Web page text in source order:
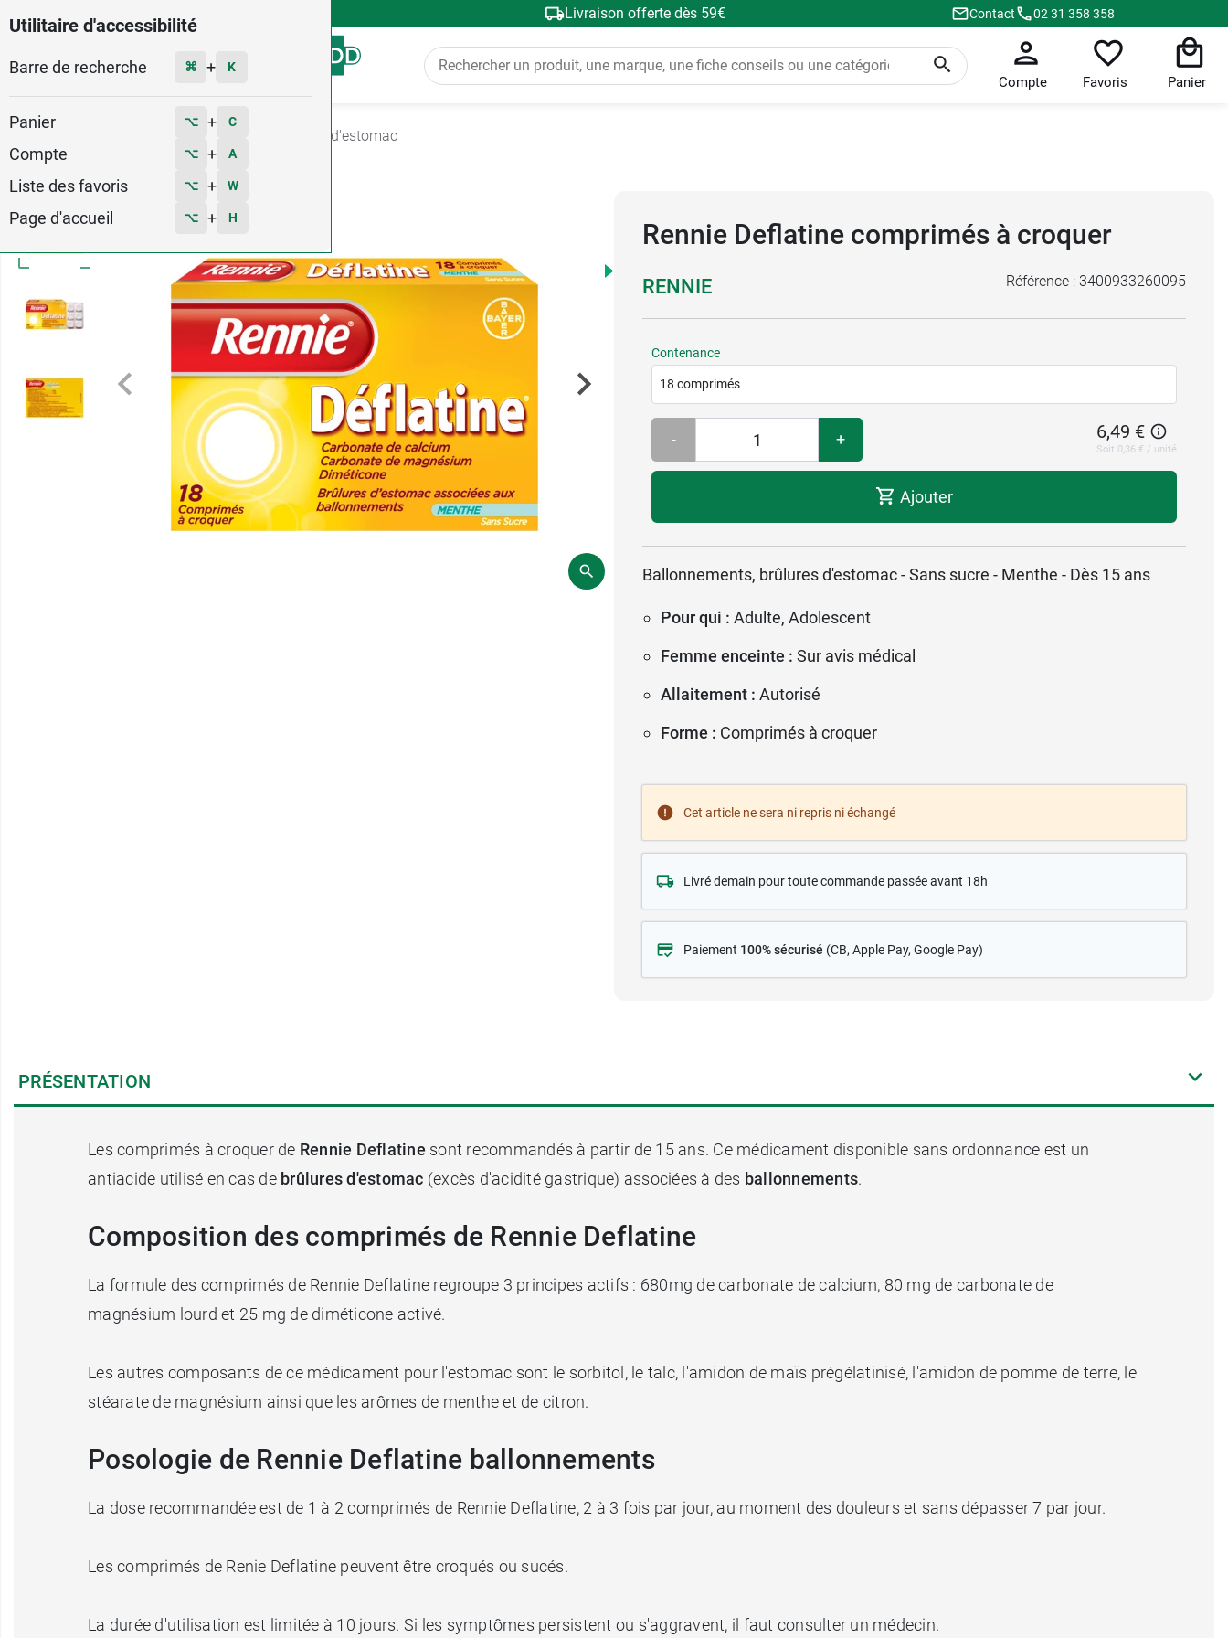
Utilitaire d'accessibilité
Barre de recherche ⌘ + K
Panier ⌥ + C
Compte ⌥ + A
Liste des favoris ⌥ + W
Page d'accueil ⌥ + H
Livraison offerte dès 59€ Contact 02 31 358 358
Menu
Compte Favoris Panier
Brûlures d'estomac
Rennie Deflatine comprimés à croquer
RENNIE Référence : 3400933260095
Contenance
18 comprimés
- + 6,49 €
Soit 0,36 € / unité
Ajouter
Ballonnements, brûlures d'estomac - Sans sucre - Menthe - Dès 15 ans
Pour qui : Adulte, Adolescent
Femme enceinte : Sur avis médical
Allaitement : Autorisé
Forme : Comprimés à croquer
Cet article ne sera ni repris ni échangé
Livré demain pour toute commande passée avant 18h
Paiement 100% sécurisé (CB, Apple Pay, Google Pay)
PRÉSENTATION
Les comprimés à croquer de Rennie Deflatine sont recommandés à partir de 15 ans. Ce médicament disponible sans ordonnance est un
antiacide utilisé en cas de brûlures d'estomac (excès d'acidité gastrique) associées à des ballonnements.
Composition des comprimés de Rennie Deflatine
La formule des comprimés de Rennie Deflatine regroupe 3 principes actifs : 680mg de carbonate de calcium, 80 mg de carbonate de
magnésium lourd et 25 mg de diméticone activé.
Les autres composants de ce médicament pour l'estomac sont le sorbitol, le talc, l'amidon de maïs prégélatinisé, l'amidon de pomme de terre, le
stéarate de magnésium ainsi que les arômes de menthe et de citron.
Posologie de Rennie Deflatine ballonnements
La dose recommandée est de 1 à 2 comprimés de Rennie Deflatine, 2 à 3 fois par jour, au moment des douleurs et sans dépasser 7 par jour.
Les comprimés de Renie Deflatine peuvent être croqués ou sucés.
La durée d'utilisation est limitée à 10 jours. Si les symptômes persistent ou s'aggravent, il faut consulter un médecin.